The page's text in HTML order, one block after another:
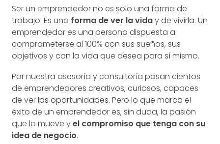
Ser un emprendedor no es solo una forma de
trabajo. Es una forma de ver la viday de vivirla. Un
emprendedor es una persona dispuesta a
comprometerse al 100% con sus sueños, sus
objetivos y con la vida que desea para sí mismo.
Por nuestra asesoría y consultoría pasan cientos
de emprendedores creativos, curiosos, capaces
de ver las oportunidades. Pero lo que marca el
éxito de un emprendedor es, sin duda, la pasión
que lo mueve yel compromiso que tenga con su
idea de negocio.